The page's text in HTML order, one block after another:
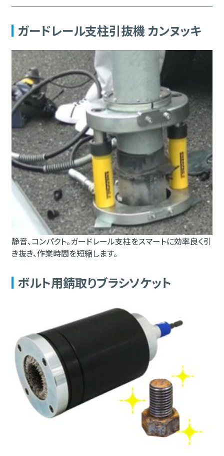
ガードレール支柱引抜機 カンヌッキ
静音、コンパクト。ガードレール支柱をスマートに効率良く引
き抜き、作業時間を短縮します。
ボルト用錆取りブラシソケット